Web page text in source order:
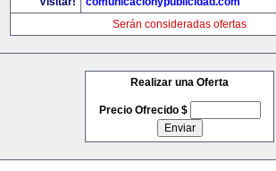
Serán consideradas ofertas
Realizar una Oferta
Precio Ofrecido $